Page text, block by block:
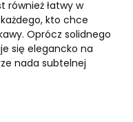
również łatwy w
kto chce
Oprócz solidnego
się elegancko na
nada subtelnej